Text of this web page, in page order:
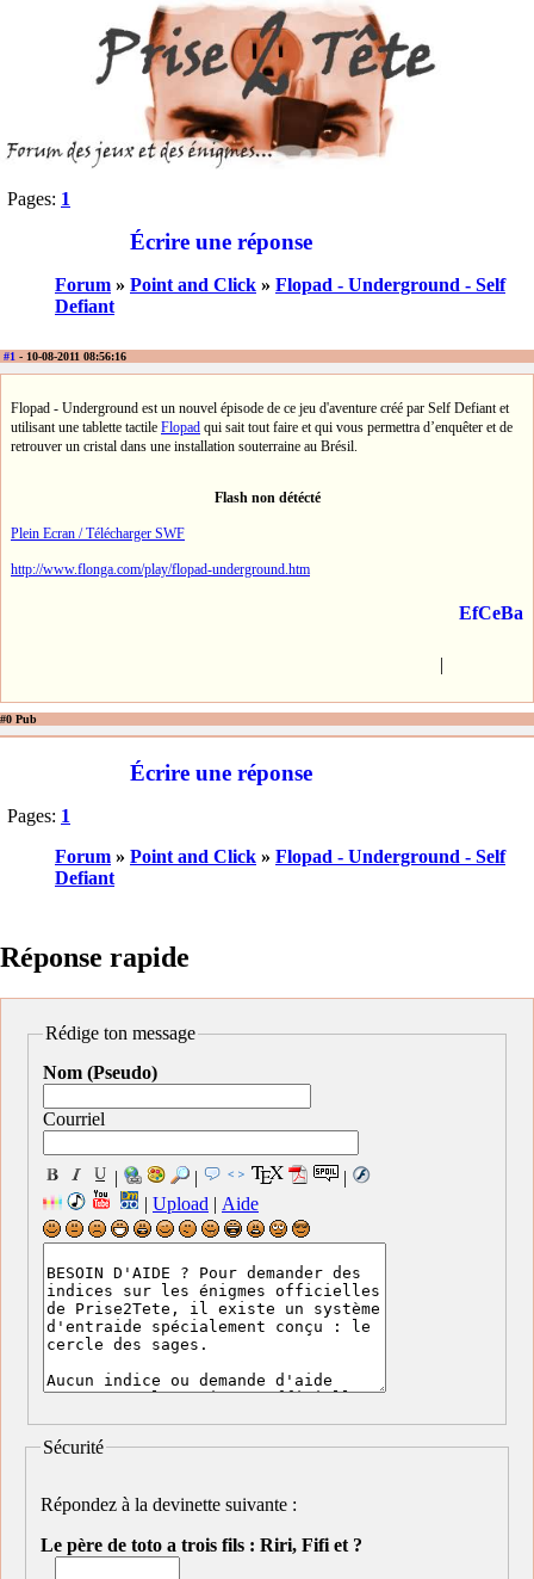
Pages: 1
Écrire une réponse
Forum » Point and Click » Flopad - Underground - Self
Defiant
#1 - 10-08-2011 08:56:16
Flopad - Underground est un nouvel épisode de ce jeu d'aventure créé par Self Defiant et
utilisant une tablette tactile Flopad qui sait tout faire et qui vous permettra d’enquêter et de
retrouver un cristal dans une installation souterraine au Brésil.
Flash non détécté
Plein Ecran / Télécharger SWF
http://www.flonga.com/play/flopad-underground.htm
EfCeBa
|
#0 Pub
Écrire une réponse
Pages: 1
Forum » Point and Click » Flopad - Underground - Self
Defiant
Réponse rapide
Rédige ton message
Nom (Pseudo)
Courriel
| |
|
| Upload | Aide
Sécurité
Répondez à la devinette suivante :
Le père de toto a trois fils : Riri, Fifi et ?